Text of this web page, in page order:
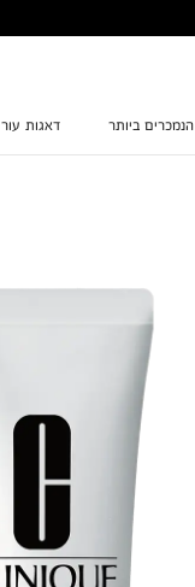
הנמכרים ביותר דאגות עור